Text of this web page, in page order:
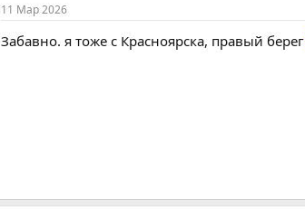
11 Мар 2026
Забавно. я тоже с Красноярска, правый берег